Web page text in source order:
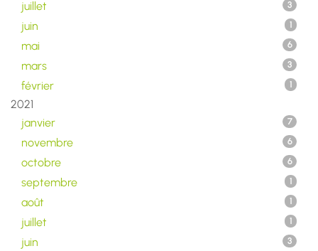
juillet 3
juin 1
mai 6
mars 3
février 1
2021
janvier
7
novembre 6
octobre 6
septembre 1
août 1
juillet 1
juin 3